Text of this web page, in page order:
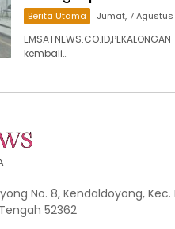
Berita Utama Jumat, 7 Agustus
kembali…
No. 8, Kendaldoyong, Kec.
52362